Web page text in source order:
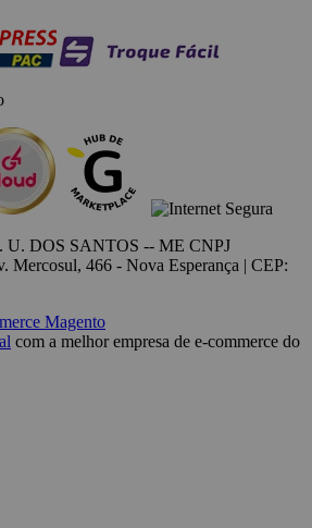
U. DOS SANTOS -- ME CNPJ
Mercosul, 466 - Nova Esperança | CEP:
com a melhor empresa de e-commerce do